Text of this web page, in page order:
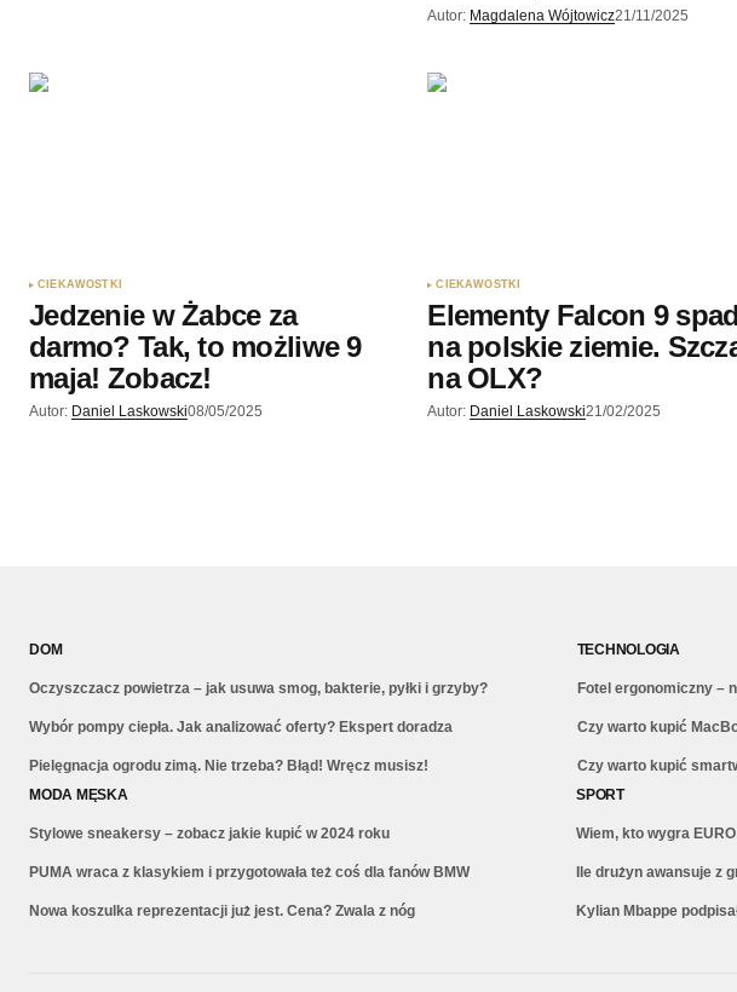
Autor: Magdalena Wójtowicz21/11/2025
CIEKAWOSTKI
Jedzenie w Żabce za
darmo? Tak, to możliwe 9
maja! Zobacz!
Autor: Daniel Laskowski08/05/2025
CIEKAWOSTKI
Elementy Falcon 9
na polskie ziemie.
na OLX?
Autor: Daniel Laskowski21/02/2025
DOM
Oczyszczacz powietrza – jak usuwa smog, bakterie, pyłki i grzyby?
Wybór pompy ciepła. Jak analizować oferty? Ekspert doradza
Pielęgnacja ogrodu zimą. Nie trzeba? Błąd! Wręcz musisz!
TECHNOLOGIA
Fotel ergonomiczny –
Czy warto kupić
Czy warto kupić
MODA MĘSKA
Stylowe sneakersy – zobacz jakie kupić w 2024 roku
PUMA wraca z klasykiem i przygotowała też coś dla fanów BMW
Nowa koszulka reprezentacji już jest. Cena? Zwala z nóg
SPORT
Wiem, kto wygra
Ile drużyn awansuje z
Kylian Mbappe